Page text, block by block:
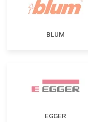
BLUM
EGGER